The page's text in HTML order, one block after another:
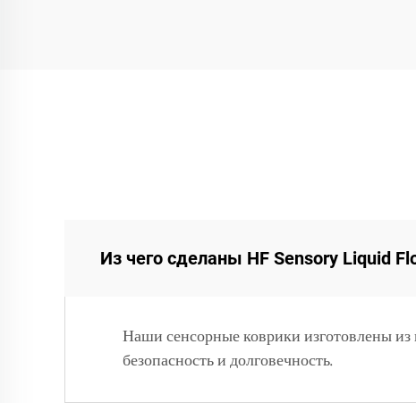
Из чего сделаны HF Sensory Liquid
Наши сенсорные коврики изготовлены
безопасность и долговечность.